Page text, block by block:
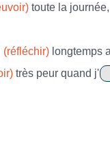
toute la
(réfléchir)longtemps
très peur quand j'